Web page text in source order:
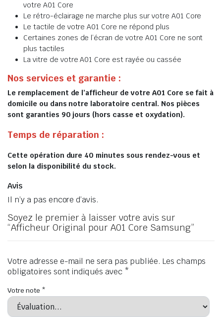
votre A01 Core
Le rétro-éclairage ne marche plus sur votre A01 Core
Le tactile de votre A01 Core ne répond plus
Certaines zones de l’écran de votre A01 Core ne sont
plus tactiles
La vitre de votre A01 Core est rayée ou cassée
Nos services et garantie :
Le remplacement de l’afficheur de votre A01 Core se fait à
domicile ou dans notre laboratoire central. Nos pièces
sont garanties 90 jours (hors casse et oxydation).
Temps de réparation :
Cette opération dure 40 minutes sous rendez-vous et
selon la disponibilité du stock.
Avis
Il n’y a pas encore d’avis.
Soyez le premier à laisser votre avis sur
“Afficheur Original pour A01 Core Samsung”
Votre adresse e-mail ne sera pas publiée. Les champs
obligatoires sont indiqués avec *
Votre note *